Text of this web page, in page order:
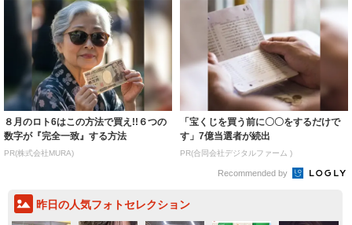
８月のロト6はこの方法で買え!!６つの
数字が『完全一致』する方法
PR(株式会社MURA)
「宝くじを買う前に〇〇をするだけで
す」7億当選者が続出
PR(合同会社デジタルファーム )
Recommended by
昨日の人気フォトセレクション